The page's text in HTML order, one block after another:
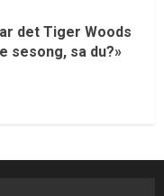
det Tiger Woods
sesong, sa du?»